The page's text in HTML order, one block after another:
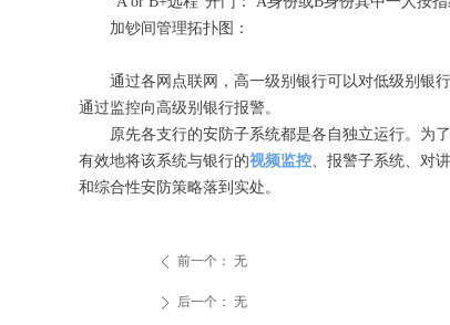
加钞间管理拓扑图：
通过各网点联网，高一级别银行可以对低级别银行
通过监控向高级别银行报警。
原先各支行的安防子系统都是各自独立运行。为了
有效地将该系统与银行的视频监控、报警子系统、对
和综合性安防策略落到实处。
ꄴ 前一个： 无
ꄲ 后一个： 无